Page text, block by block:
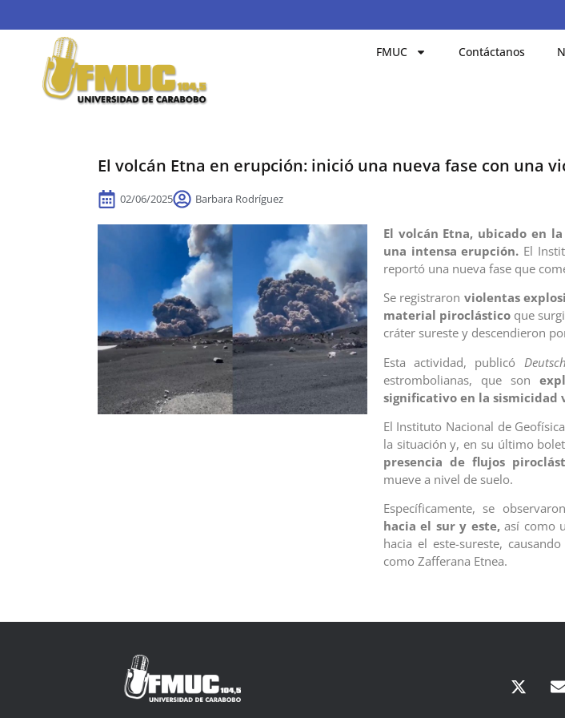
FMUC Contáctanos
El volcán Etna en erupción: inició una nueva fase con una
02/06/2025 Barbara Rodríguez
El volcán Etna, ubicado en
una intensa erupción. El
reportó una nueva fase que
Se registraron violentas
material piroclásticoque
cráter sureste y descendieron
Esta actividad, publicó
estrombolianas, que son
significativo en la sismicidad
El Instituto Nacional de
la situación y, en su último
presencia de flujos
mueve a nivel de suelo.
Específicamente, se
hacia el sur y este,así como
hacia el este-sureste,
como Zafferana Etnea.